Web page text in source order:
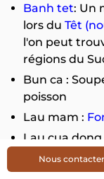
Banh tet: Un
lors du Têt
l'on peut
régions du
Bun ca :
poisson
Lau mam :
Lau cua
rizières
Hu tieu:
Nous contacter